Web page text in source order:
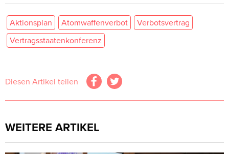
Aktionsplan Atomwaffenverbot
Verbotsvertrag
Vertragsstaatenkonferenz
Diesen Artikel teilen
WEITERE ARTIKEL